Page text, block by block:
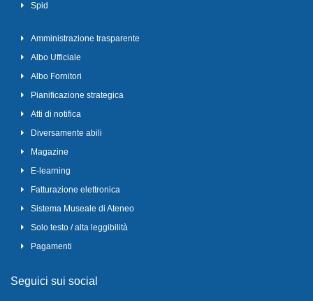
Spid
Amministrazione trasparente
Albo Ufficiale
Albo Fornitori
Pianificazione strategica
Atti di notifica
Diversamente abili
Magazine
E-learning
Fatturazione elettronica
Sistema Museale di Ateneo
Solo testo / alta leggibilità
Pagamenti
Seguici sui social